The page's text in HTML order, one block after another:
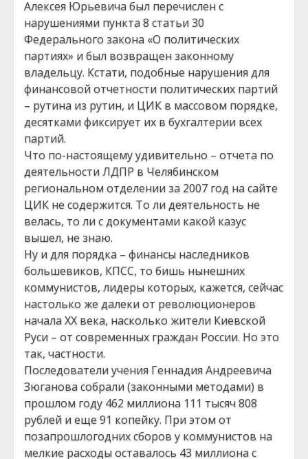
Алексея Юрьевича был перечислен с
нарушениями пункта 8 статьи 30
Федерального закона «О политических
партиях» и был возвращен законному
владельцу. Кстати, подобные нарушения для
финансовой отчетности политических партий
– рутина из рутин, и ЦИК в массовом порядке,
десятками фиксирует их в бухгалтерии всех
партий.
Что по-настоящему удивительно – отчета по
деятельности ЛДПР в Челябинском
региональном отделении за 2007 год на сайте
ЦИК не содержится. То ли деятельность не
велась, то ли с документами какой казус
вышел, не знаю.
Ну и для порядка – финансы наследников
большевиков, КПСС, то бишь нынешних
коммунистов, лидеры которых, кажется, сейчас
настолько же далеки от революционеров
начала XX века, насколько жители Киевской
Руси – от современных граждан России. Но это
так, частности.
Последователи учения Геннадия Андреевича
Зюганова собрали (законными методами) в
прошлом году 462 миллиона 111 тысяч 808
рублей и еще 91 копейку. При этом от
позапрошлогодних сборов у коммунистов на
мелкие расходы оставалось 43 миллиона с